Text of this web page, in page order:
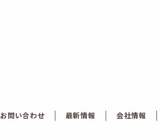
お問い合わせ 最新情報 会社情報